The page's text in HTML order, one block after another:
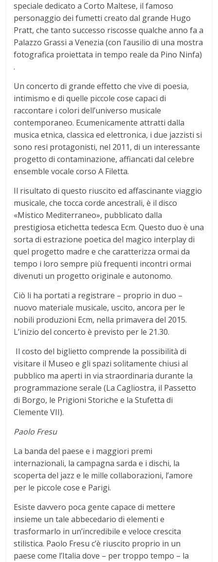
speciale dedicato a Corto Maltese, il famoso
personaggio dei fumetti creato dal grande Hugo
Pratt, che tanto successo riscosse qualche anno fa a
Palazzo Grassi a Venezia (con l’ausilio di una mostra
fotografica proiettata in tempo reale da Pino Ninfa)
.
Un concerto di grande effetto che vive di poesia,
intimismo e di quelle piccole cose capaci di
raccontare i colori dell’universo musicale
contemporaneo. Ecumenicamente attratti dalla
musica etnica, classica ed elettronica, i due jazzisti si
sono resi protagonisti, nel 2011, di un interessante
progetto di contaminazione, affiancati dal celebre
ensemble vocale corso A Filetta.
Il risultato di questo riuscito ed affascinante viaggio
musicale, che tocca corde ancestrali, è il disco
«Mistico Mediterraneo», pubblicato dalla
prestigiosa etichetta tedesca Ecm. Questo duo è una
sorta di estrazione poetica del magico interplay di
quel progetto madre e che caratterizza ormai da
tempo i loro sempre più frequenti incontri ormai
divenuti un progetto originale e autonomo.
Ciò li ha portati a registrare – proprio in duo –
nuovo materiale musicale, uscito, ancora per le
nobili produzioni Ecm, nella primavera del 2015.
L’inizio del concerto è previsto per le 21.30.
Il costo del biglietto comprende la possibilità di
visitare il Museo e gli spazi solitamente chiusi al
pubblico ma aperti in via straordinaria durante la
programmazione serale (La Cagliostra, il Passetto
di Borgo, le Prigioni Storiche e la Stufetta di
Clemente VII).
Paolo Fresu
La banda del paese e i maggiori premi
internazionali, la campagna sarda e i dischi, la
scoperta del jazz e le mille collaborazioni, l’amore
per le piccole cose e Parigi.
Esiste davvero poca gente capace di mettere
insieme un tale abbecedario di elementi e
trasformarlo in un’incredibile e veloce crescita
stilistica. Paolo Fresu c’è riuscito proprio in un
paese come l’Italia dove – per troppo tempo – la